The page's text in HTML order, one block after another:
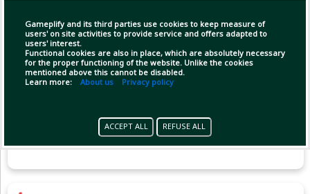
Gameplify and its third parties use cookies to keep measure of
users' on site activities to provide service and offers adapted to
users' interest.
Functional cookies are also in place, which are absolutely necessary
for the proper functioning of the website. Unlike the cookies
mentioned above this cannot be disabled.
Learn more: About us Privacy policy
ACCEPT ALL REFUSE ALL
Open